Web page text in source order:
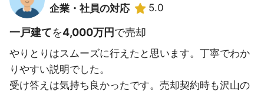
企業・社員の対応 5.0
一戸建てを4,000万円で売却
やりとりはスムーズに行えたと思います。丁寧でわか
りやすい説明でした。
受け答えは気持ち良かったです。売却契約時も沢山の